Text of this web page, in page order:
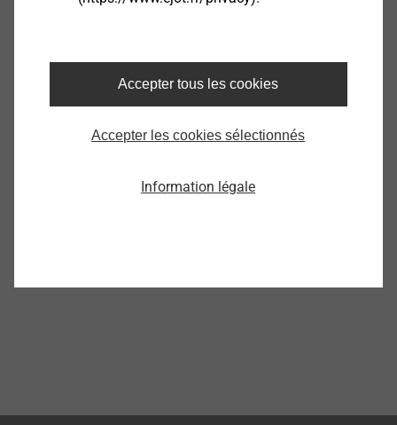
Accepter tous les cookies
Accepter les cookies sélectionnés
Information légale